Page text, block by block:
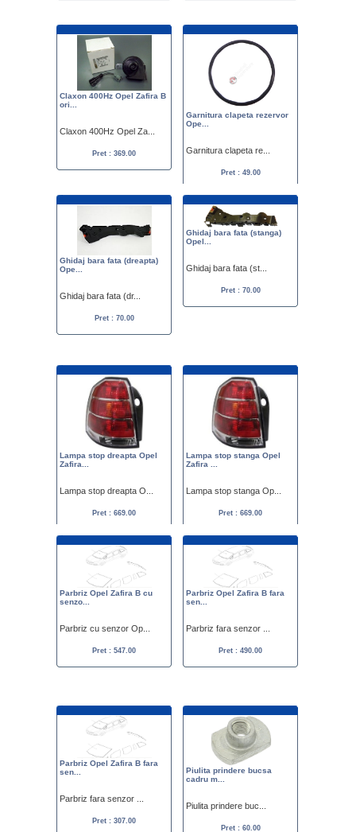
Claxon 400Hz Opel Zafira B
ori...
Claxon 400Hz Opel Za...
Pret : 369.00
Garnitura clapeta rezervor
Ope...
Garnitura clapeta re...
Pret : 49.00
Ghidaj bara fata (dreapta)
Ope...
Ghidaj bara fata (dr...
Pret : 70.00
Ghidaj bara fata (stanga)
Opel...
Ghidaj bara fata (st...
Pret : 70.00
Lampa stop dreapta Opel
Zafira...
Lampa stop dreapta O...
Pret : 669.00
Lampa stop stanga Opel
Zafira ...
Lampa stop stanga Op...
Pret : 669.00
Parbriz Opel Zafira B cu
senzo...
Parbriz cu senzor Op...
Pret : 547.00
Parbriz Opel Zafira B fara
sen...
Parbriz fara senzor ...
Pret : 490.00
Parbriz Opel Zafira B fara
sen...
Parbriz fara senzor ...
Pret : 307.00
Piulita prindere bucsa
cadru m...
Piulita prindere buc...
Pret : 60.00